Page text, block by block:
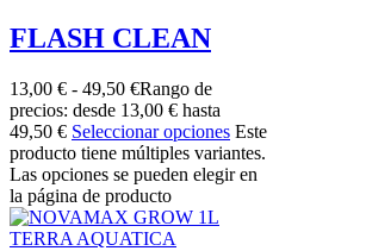
FLASH CLEAN
13,00 € - 49,50 €Rango de
precios: desde 13,00 € hasta
49,50 € Seleccionar opciones Este
producto tiene múltiples variantes.
Las opciones se pueden elegir en
la página de producto
TERRA AQUATICA